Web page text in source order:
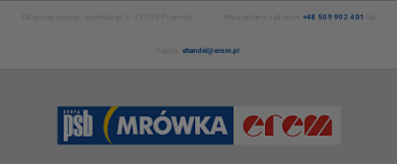
Sklep stacjonarny: Jasińskiego 9, 37-700 Przemyśl Masz pytania zadzwoń: +48 509 902 401
ehandel@erem.pl